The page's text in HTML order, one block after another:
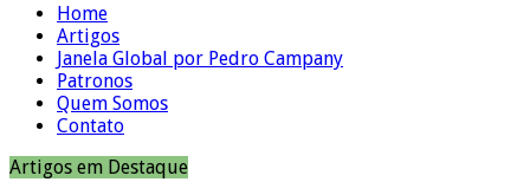
Home
Artigos
Janela Global por Pedro Campany
Patronos
Quem Somos
Contato
Artigos em Destaque